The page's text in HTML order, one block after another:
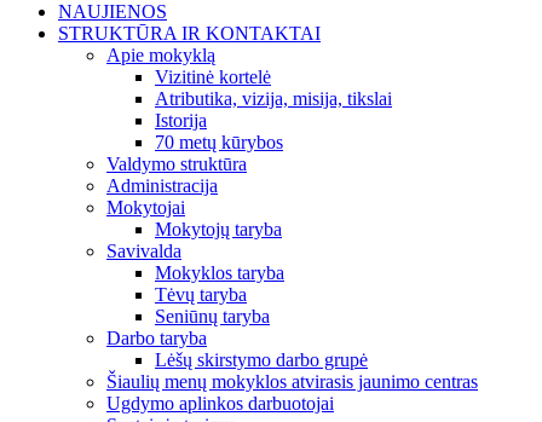
NAUJIENOS
STRUKTŪRA IR KONTAKTAI
Apie mokyklą
Vizitinė kortelė
Atributika, vizija, misija, tikslai
Istorija
70 metų kūrybos
Valdymo struktūra
Administracija
Mokytojai
Mokytojų taryba
Savivalda
Mokyklos taryba
Tėvų taryba
Seniūnų taryba
Darbo taryba
Lėšų skirstymo darbo grupė
Šiaulių menų mokyklos atvirasis jaunimo centras
Ugdymo aplinkos darbuotojai